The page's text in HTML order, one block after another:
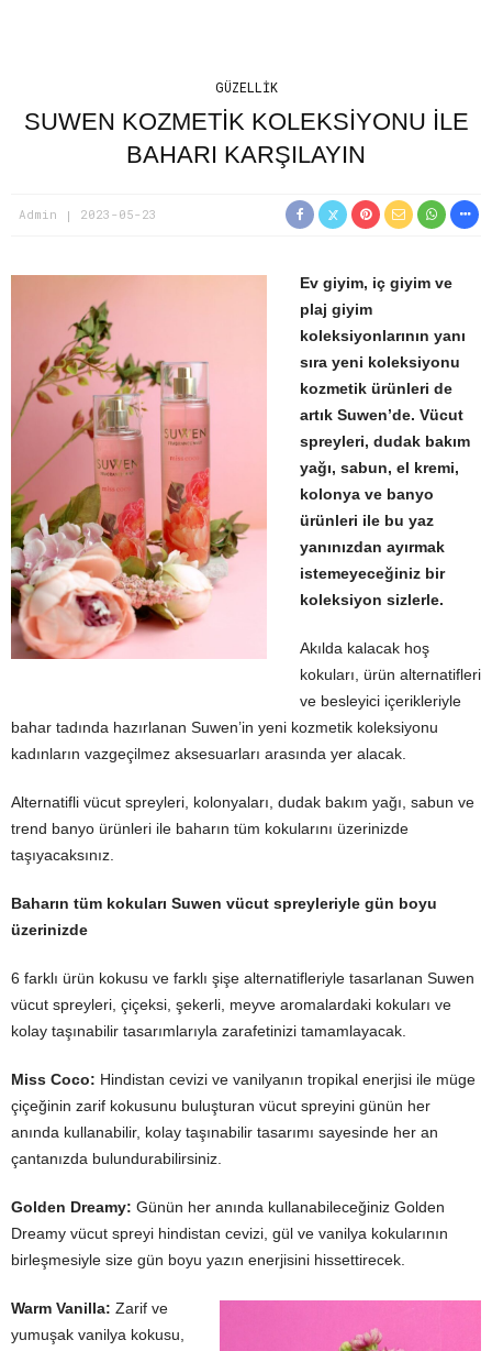
GÜZELLIK
SUWEN KOZMETİK KOLEKSİYONU İLE
BAHARI KARŞILAYIN
Admin 2023-05-23
Ev giyim, iç giyim ve
plaj giyim
koleksiyonlarının yanı
sıra yeni koleksiyonu
kozmetik ürünleri de
artık Suwen’de. Vücut
spreyleri, dudak bakım
yağı, sabun, el kremi,
kolonya ve banyo
ürünleri ile bu yaz
yanınızdan ayırmak
istemeyeceğiniz bir
koleksiyon sizlerle.
Akılda kalacak hoş
kokuları, ürün alternatifleri
ve besleyici içerikleriyle
bahar tadında hazırlanan Suwen’in yeni kozmetik koleksiyonu
kadınların vazgeçilmez aksesuarları arasında yer alacak.
Alternatifli vücut spreyleri, kolonyaları, dudak bakım yağı, sabun ve
trend banyo ürünleri ile baharın tüm kokularını üzerinizde
taşıyacaksınız.
Baharın tüm kokuları Suwen vücut spreyleriyle gün boyu
üzerinizde
6 farklı ürün kokusu ve farklı şişe alternatifleriyle tasarlanan Suwen
vücut spreyleri, çiçeksi, şekerli, meyve aromalardaki kokuları ve
kolay taşınabilir tasarımlarıyla zarafetinizi tamamlayacak.
Miss Coco: Hindistan cevizi ve vanilyanın tropikal enerjisi ile müge
çiçeğinin zarif kokusunu buluşturan vücut spreyini günün her
anında kullanabilir, kolay taşınabilir tasarımı sayesinde her an
çantanızda bulundurabilirsiniz.
Golden Dreamy: Günün her anında kullanabileceğiniz Golden
Dreamy vücut spreyi hindistan cevizi, gül ve vanilya kokularının
birleşmesiyle size gün boyu yazın enerjisini hissettirecek.
Warm Vanilla: Zarif ve
yumuşak vanilya kokusu,